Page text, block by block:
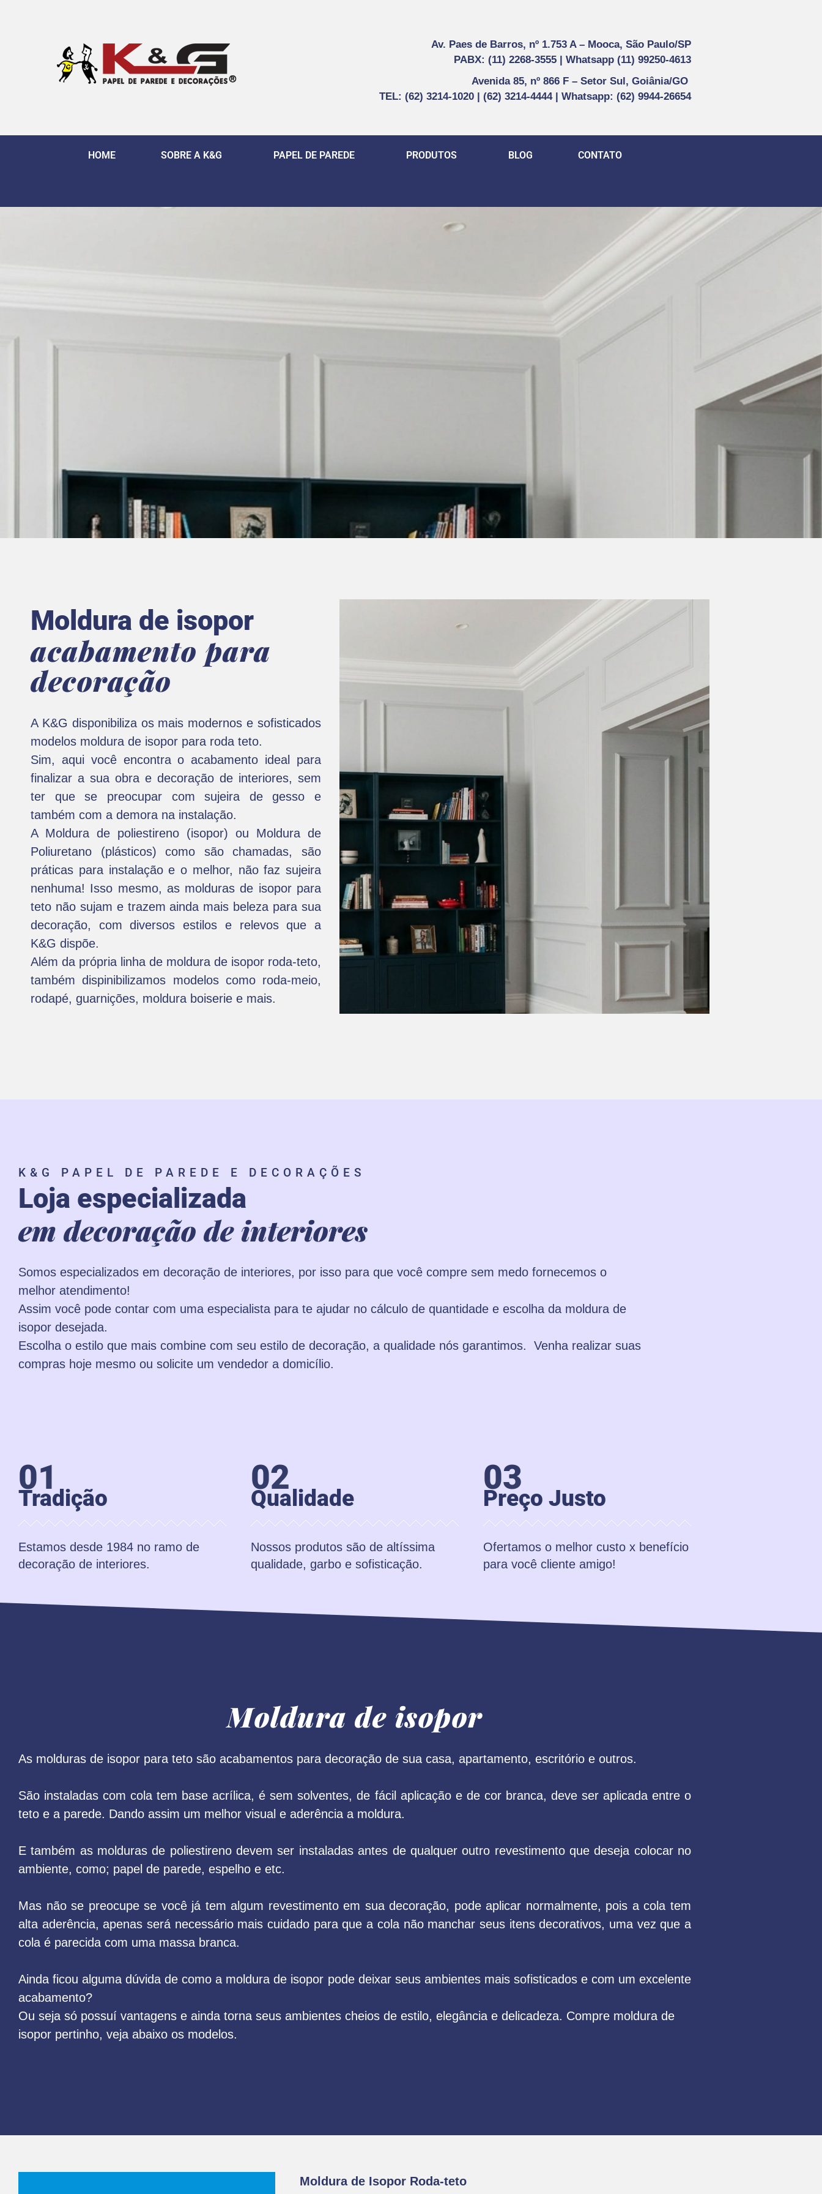
Av. Paes de Barros, nº 1.753 A – Mooca, São Paulo/SP
PABX: (11) 2268-3555 | Whatsapp (11) 99250-4613
Avenida 85, nº 866 F – Setor Sul, Goiânia/GO
TEL: (62) 3214-1020 | (62) 3214-4444 | Whatsapp: (62) 9944-26654
HOME SOBRE A K&G PAPEL DE PAREDE PRODUTOS BLOG CONTATO
Moldura de isopor
acabamento para
decoração
A K&G disponibiliza os mais modernos e sofisticados
modelos moldura de isopor para roda teto.
Sim, aqui você encontra o acabamento ideal para
finalizar a sua obra e decoração de interiores, sem
ter que se preocupar com sujeira de gesso e
também com a demora na instalação.
A Moldura de poliestireno (isopor) ou Moldura de
Poliuretano (plásticos) como são chamadas, são
práticas para instalação e o melhor, não faz sujeira
nenhuma! Isso mesmo, as molduras de isopor para
teto não sujam e trazem ainda mais beleza para sua
decoração, com diversos estilos e relevos que a
K&G dispõe.
Além da própria linha de moldura de isopor roda-teto,
também dispinibilizamos modelos como roda-meio,
rodapé, guarnições, moldura boiserie e mais.
K&G PAPEL DE PAREDE E DECORAÇÕES
Loja especializada
em decoração de interiores
Somos especializados em decoração de interiores, por isso para que você compre sem medo fornecemos o
melhor atendimento!
Assim você pode contar com uma especialista para te ajudar no cálculo de quantidade e escolha da moldura de
isopor desejada.
Escolha o estilo que mais combine com seu estilo de decoração, a qualidade nós garantimos. Venha realizar suas
compras hoje mesmo ou solicite um vendedor a domicílio.
01
Tradição
Estamos desde 1984 no ramo de
decoração de interiores.
02
Qualidade
Nossos produtos são de altíssima
qualidade, garbo e sofisticação.
03
Preço Justo
Ofertamos o melhor custo x benefício
para você cliente amigo!
Moldura de isopor
As molduras de isopor para teto são acabamentos para decoração de sua casa, apartamento, escritório e outros.
São instaladas com cola tem base acrílica, é sem solventes, de fácil aplicação e de cor branca, deve ser aplicada entre o
teto e a parede. Dando assim um melhor visual e aderência a moldura.
E também as molduras de poliestireno devem ser instaladas antes de qualquer outro revestimento que deseja colocar no
ambiente, como; papel de parede, espelho e etc.
Mas não se preocupe se você já tem algum revestimento em sua decoração, pode aplicar normalmente, pois a cola tem
alta aderência, apenas será necessário mais cuidado para que a cola não manchar seus itens decorativos, uma vez que a
cola é parecida com uma massa branca.
Ainda ficou alguma dúvida de como a moldura de isopor pode deixar seus ambientes mais sofisticados e com um excelente
acabamento?
Ou seja só possuí vantagens e ainda torna seus ambientes cheios de estilo, elegância e delicadeza. Compre moldura de
isopor pertinho, veja abaixo os modelos.
Moldura de Isopor Roda-teto